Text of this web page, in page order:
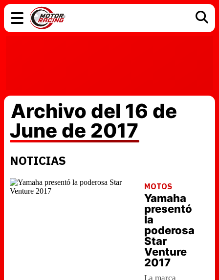
Archivo del 16 de
June de 2017
NOTICIAS
MOTOS
Yamaha
presentó
la
poderosa
Star
Venture
2017
La marca